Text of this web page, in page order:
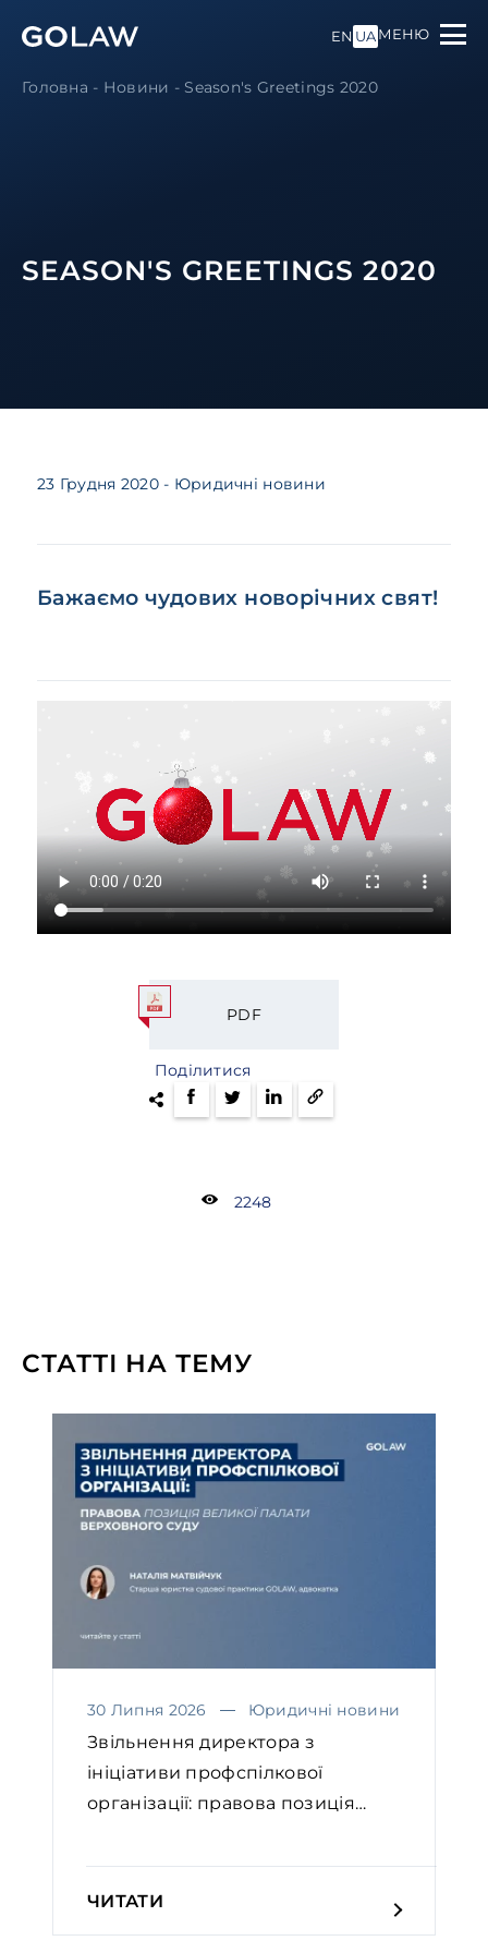
EN UAМЕНЮ
Головна - Новини - Season's Greetings 2020
SEASON'S GREETINGS 2020
23 Грудня 2020 - Юридичні новини
Бажаємо чудових новорічних свят!
PDF
Поділитися
2248
СТАТТІ НА ТЕМУ
30 Липня 2026 Юридичні новини
Звільнення директора з
ініціативи профспілкової
організації: правова позиція
ЧИТАТИ